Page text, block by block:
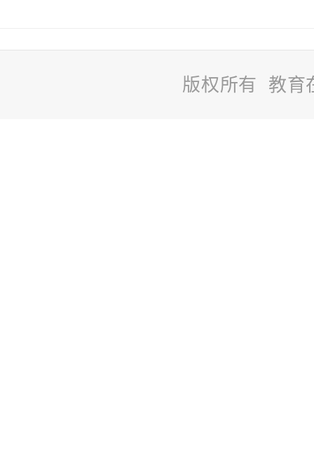
版权所有 教育